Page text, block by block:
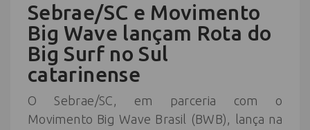
Sebrae/SC e Movimento
Big Wave lançam Rota do
Big Surf no Sul
catarinense
O Sebrae/SC, em parceria com o
Movimento Big Wave Brasil (BWB), lança na